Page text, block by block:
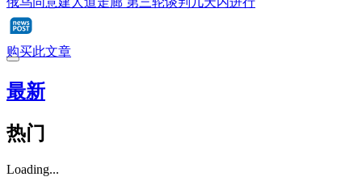
购买此文章
最新
热门
Loading...